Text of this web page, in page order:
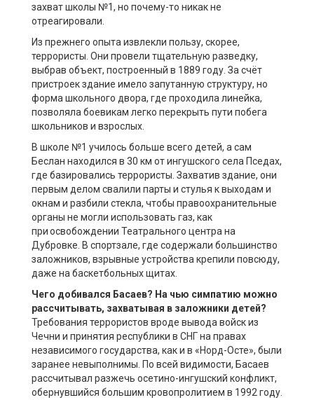
захват школы №1, но почему-то никак не
отреагировали.
Из прежнего опыта извлекли пользу, скорее,
террористы. Они провели тщательную разведку,
выбрав объект, построенный в 1889 году. За счёт
пристроек здание имело запутанную структуру, но
форма школьного двора, где проходила линейка,
позволяла боевикам легко перекрыть пути побега
школьников и взрослых.
В школе №1 училось больше всего детей, а сам
Беслан находился в 30 км от ингушского села Пседах,
где базировались террористы. Захватив здание, они
первым делом свалили парты и стулья к выходам и
окнам и разбили стекла, чтобы правоохранительные
органы не могли использовать газ, как
при освобождении Театрального центра на
Дубровке. В спортзале, где содержали большинство
заложников, взрывные устройства крепили повсюду,
даже на баскетбольных щитах.
Чего добивался Басаев? На чью симпатию можно
рассчитывать, захватывая в заложники детей?
Требования террористов вроде вывода войск из
Чечни и принятия республики в СНГ на правах
независимого государства, как и в «Норд-Осте», были
заранее невыполнимы. По всей видимости, Басаев
рассчитывал разжечь осетино-ингушский конфликт,
обернувшийся большим кровопролитием в 1992 году.